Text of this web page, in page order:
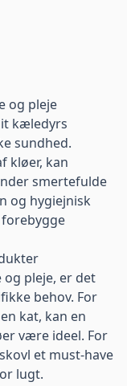
og pleje
kæledyrs
sundhed.
kløer, kan
smertefulde
og hygiejnisk
pleje, er det
behov. For
kat, kan en
være ideel. For
et must-have
lugt.